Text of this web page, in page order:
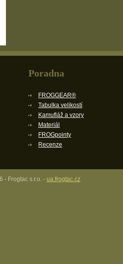
Poradna
FROGGEAR®
Tabulka velikostí
Kamufláž a vzory
Materiál
FROGpointy
Recenze
- Frogtac s.r.o. - ua.frogtac.cz